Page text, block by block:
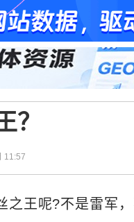
？
11:57
之王呢?不是雷军